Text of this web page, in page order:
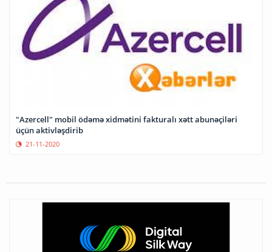
"Azercell" mobil ödəmə xidmətini fakturalı xətt abunəçiləri
üçün aktivləşdirib
21-11-2020